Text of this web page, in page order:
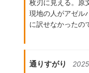
枚刃に見える。原
現地の人がアゼル
に訳せなかったの
通りすがり